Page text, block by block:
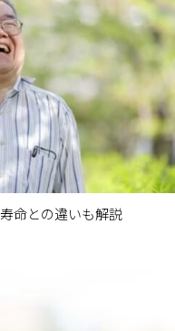
命との違いも解説